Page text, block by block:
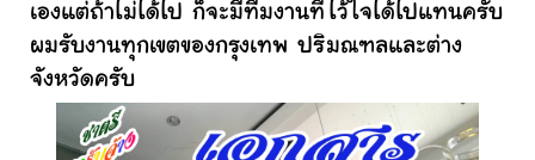
เองแต่ถ้าไม่ได้ไป ก็จะมีทีมงานที่ไว้ใจได้ไปแทนครับ
ผมรับงานทุกเขตของกรุงเทพ ปริมณฑลและต่าง
จังหวัดครับ